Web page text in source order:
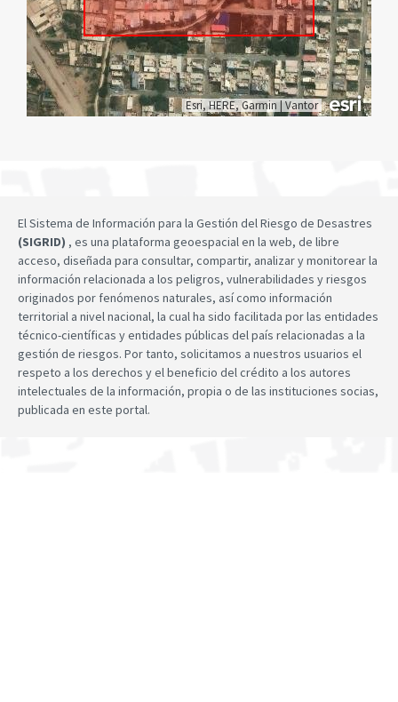
Esri, HERE, Garmin | Vantor
El Sistema de Información para la Gestión del Riesgo de Desastres
(SIGRID) , es una plataforma geoespacial en la web, de libre
acceso, diseñada para consultar, compartir, analizar y monitorear la
información relacionada a los peligros, vulnerabilidades y riesgos
originados por fenómenos naturales, así como información
territorial a nivel nacional, la cual ha sido facilitada por las entidades
técnico-científicas y entidades públicas del país relacionadas a la
gestión de riesgos. Por tanto, solicitamos a nuestros usuarios el
respeto a los derechos y el beneficio del crédito a los autores
intelectuales de la información, propia o de las instituciones socias,
publicada en este portal.